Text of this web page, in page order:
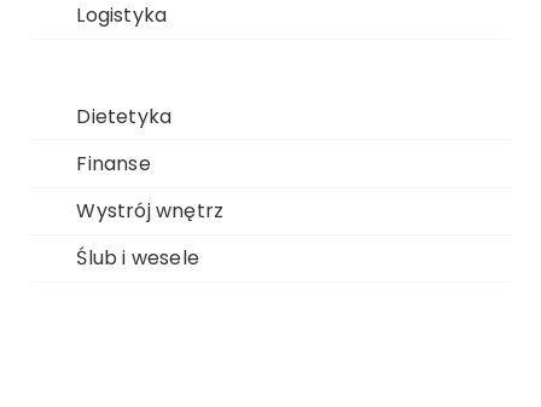
Logistyka
Dietetyka
Finanse
Wystrój wnętrz
Ślub i wesele